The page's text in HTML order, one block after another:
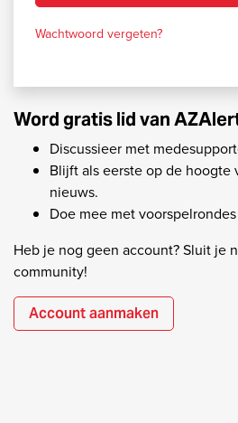
Wachtwoord vergeten?
Word gratis lid van
Discussieer met
Blijft als eerste op de hoogte
nieuws.
Doe mee met
Heb je nog geen account? Sluit je
community!
Account aanmaken